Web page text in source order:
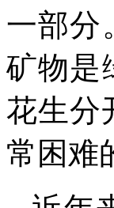
一部分
矿物是
花生分
常困难